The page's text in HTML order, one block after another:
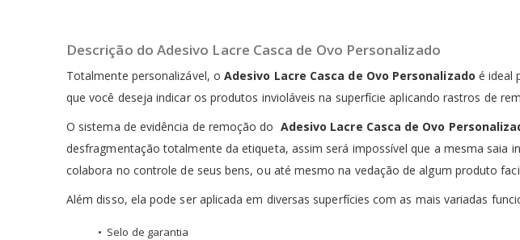
Descrição do Adesivo Lacre Casca de Ovo Personalizado
Totalmente personalizável, oAdesivo Lacre Casca de Ovo Personalizado é ideal
que você deseja indicar os produtos invioláveis na superfície aplicando rastros de
O sistema de evidência de remoção do Adesivo Lacre Casca de Ovo
desfragmentação totalmente da etiqueta, assim será impossível que a mesma
colabora no controle de seus bens, ou até mesmo na vedação de algum produto
Além disso, ela pode ser aplicada em diversas superfícies com as mais variadas
• Selo de garantia